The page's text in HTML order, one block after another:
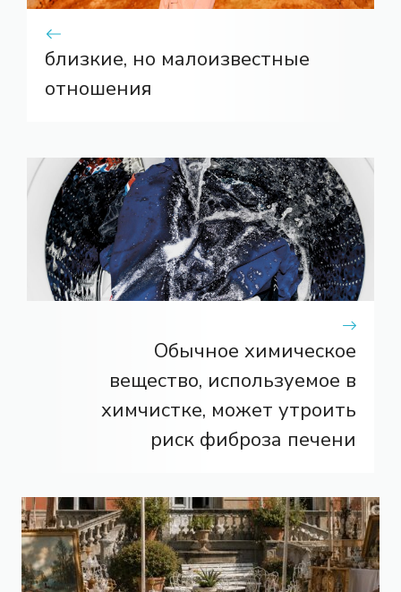
близкие, но малоизвестные
отношения
Обычное химическое
вещество, используемое в
химчистке, может утроить
риск фиброза печени